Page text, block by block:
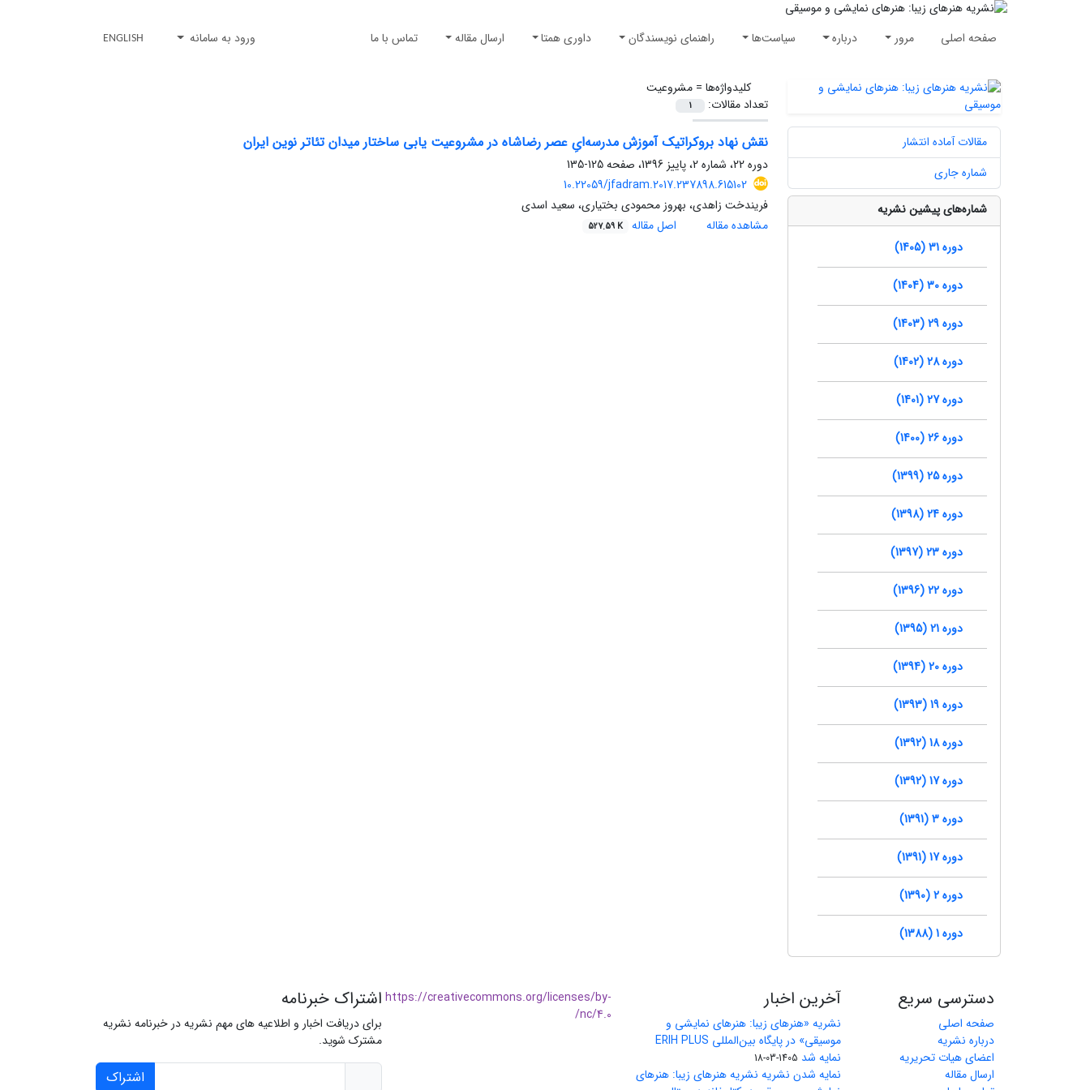
صفحه اصلی مرور درباره سیاست‌ها راهنمای نویسندگان داوری همتا ارسال مقاله تماس با ما ورود به سامانه ENGLISH
کلیدواژه‌ها =مشروعیت
تعداد مقالات:
1
نقش نهاد بروکراتیک آموزش مدرسه‌ایِ عصر رضاشاه در مشروعیت یابی ساختار میدان تئاتر نوین ایران
دوره 22، شماره 2، پاییز 1396، صفحه
125-135
10.22059/jfadram.2017.237898.615102
فریندخت زاهدی، بهروز محمودی بختیاری، سعید اسدی
مشاهده مقاله
اصل مقاله 527.59 K
مقالات آماده انتشار
شماره جاری
شماره‌های پیشین نشریه
دوره 31 (1405)
دوره 30 (1404)
دوره 29 (1403)
دوره 28 (1402)
دوره 27 (1401)
دوره 26 (1400)
دوره 25 (1399)
دوره 24 (1398)
دوره 23 (1397)
دوره 22 (1396)
دوره 21 (1395)
دوره 20 (1394)
دوره 19 (1393)
دوره 18 (1392)
دوره 17 (1392)
دوره 3 (1391)
دوره 17 (1391)
دوره 2 (1390)
دوره 1 (1388)
دسترسی سریع
صفحه اصلی
درباره نشریه
اعضای هیات تحریریه
ارسال مقاله
آخرین اخبار
نشریه «هنرهای زیبا: هنرهای نمایشی و
موسیقی» در پایگاه بین‌المللی ERIH PLUS
نمایه شد 1405-03-18
نمایه شدن نشریه نشریه هنرهای زیبا: هنرهای
https://creativecommons.org/licenses/by-
nc/4.0/
اشتراک خبرنامه
برای دریافت اخبار و اطلاعیه های مهم نشریه در خبرنامه نشریه
مشترک شوید.
اشتراک